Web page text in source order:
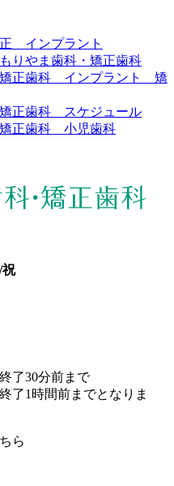
インプラント
りやま歯科・矯正歯科
矯正歯科 インプラント 矯
正歯科 スケジュール
正歯科 小児歯科
祝
了30分前まで
時間前までとなりま
ら